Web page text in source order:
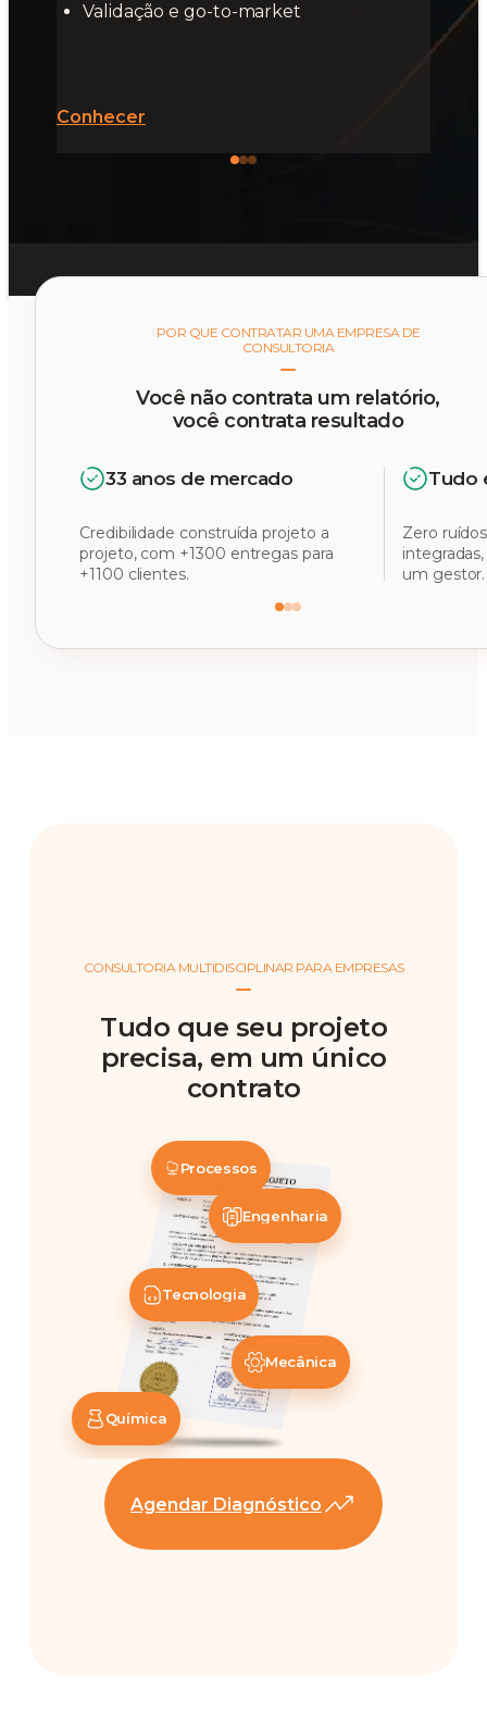
Validação e go-to-market
Conhecer
POR QUE CONTRATAR UMA EMPRESA DE
CONSULTORIA
Você não contrata um relatório,
você contrata resultado
33 anos de mercado
Credibilidade construída projeto a
projeto, com +1300 entregas para
+1100 clientes.
Tudo
Zero
um gestor.
CONSULTORIA MULTIDISCIPLINAR PARA EMPRESAS
Tudo que seu projeto
precisa, em um único
contrato
Agendar Diagnóstico
Mecânica
Tecnologia
Processos
Engenharia
Química